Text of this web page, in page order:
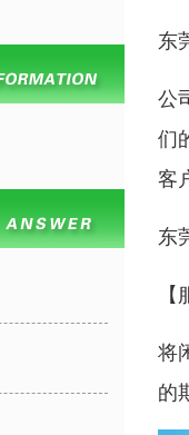
东
公
们
客
东
将
的